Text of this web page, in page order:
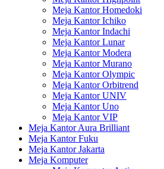
Meja Kantor Homedoki
Meja Kantor Ichiko
Meja Kantor Indachi
Meja Kantor Lunar
Meja Kantor Modera
Meja Kantor Murano
Meja Kantor Olympic
Meja Kantor Orbitrend
Meja Kantor UNIV
Meja Kantor Uno
Meja Kantor VIP
Meja Kantor Aura Brilliant
Meja Kantor Fuku
Meja Kantor Jakarta
Meja Komputer